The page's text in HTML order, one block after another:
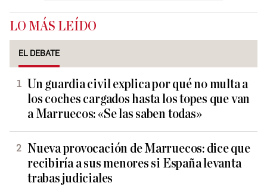
LO MÁS LEÍDO
EL DEBATE
Un guardia civil explica por qué no multa a
los coches cargados hasta los topes que van
a Marruecos: «Se las saben todas»
Nueva provocación de Marruecos: dice que
recibiría a sus menores si España levanta
trabas judiciales